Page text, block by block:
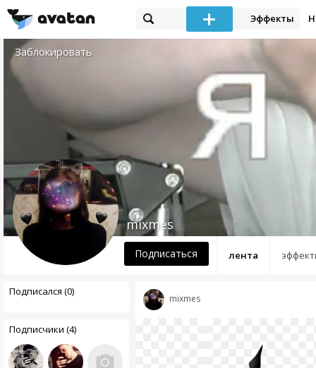
Эффекты
Заблокировать
лента
mixmes
Подписаться
Подписался (0)
Подписчики (4)
mixmes